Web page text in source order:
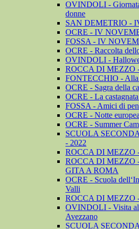
OVINDOLI -
donne
SAN DEMETRIO -
OCRE - IV
FOSSA - IV
OCRE - Raccolta
OVINDOLI -
ROCCA DI MEZZO
FONTECCHIO - Alla
OCRE - Sagra della
OCRE - La
FOSSA - Amici di
OCRE - Notte
OCRE - Summer
SCUOLA
- 2022
ROCCA DI MEZZO
ROCCA DI MEZZO -
GITA A ROMA
OCRE - Scuola
Valli
ROCCA DI MEZZO
OVINDOLI - Visita
Avezzano
SCUOLA